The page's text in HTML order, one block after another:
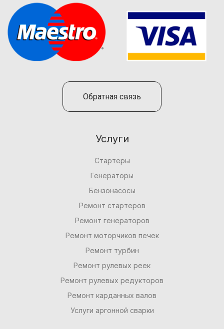
Обратная связь
Услуги
Стартеры
Генераторы
Бензонасосы
Ремонт стартеров
Ремонт генераторов
Ремонт моторчиков печек
Ремонт турбин
Ремонт рулевых реек
Ремонт рулевых редукторов
Ремонт карданных валов
Услуги аргонной сварки